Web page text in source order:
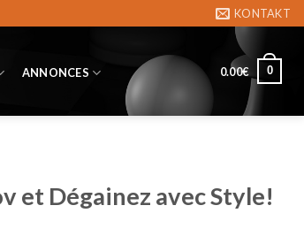
KONTAKT
ANNONCES 0.00€ 0
et Dégainez avec Style!